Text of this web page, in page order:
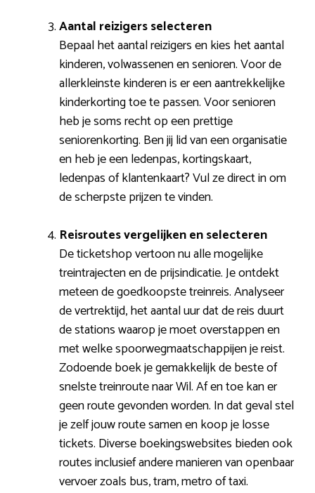
Aantal reizigers selecteren
Bepaal het aantal reizigers en kies het aantal
kinderen, volwassenen en senioren. Voor de
allerkleinste kinderen is er een aantrekkelijke
kinderkorting toe te passen. Voor senioren
heb je soms recht op een prettige
seniorenkorting. Ben jij lid van een organisatie
en heb je een ledenpas, kortingskaart,
ledenpas of klantenkaart? Vul ze direct in om
de scherpste prijzen te vinden.
Reisroutes vergelijken en selecteren
De ticketshop vertoon nu alle mogelijke
treintrajecten en de prijsindicatie. Je ontdekt
meteen de goedkoopste treinreis. Analyseer
de vertrektijd, het aantal uur dat de reis duurt
de stations waarop je moet overstappen en
met welke spoorwegmaatschappijen je reist.
Zodoende boek je gemakkelijk de beste of
snelste treinroute naar Wil. Af en toe kan er
geen route gevonden worden. In dat geval stel
je zelf jouw route samen en koop je losse
tickets. Diverse boekingswebsites bieden ook
routes inclusief andere manieren van openbaar
vervoer zoals bus, tram, metro of taxi.